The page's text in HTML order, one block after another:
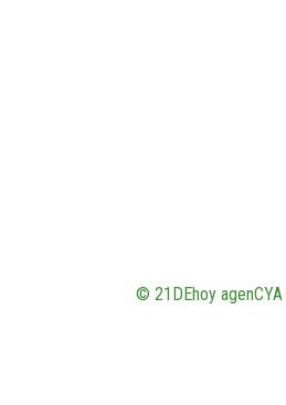
© 21DEhoy